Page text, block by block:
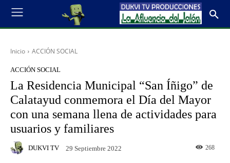
Inicio ACCIÓN SOCIAL
ACCIÓN SOCIAL
La Residencia Municipal “San Íñigo” de
Calatayud conmemora el Día del Mayor
con una semana llena de actividades para
usuarios y familiares
DUKVI TV 29 Septiembre 2022 268